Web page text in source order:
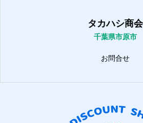
タカハシ商会
千葉県市原市
お問合せ